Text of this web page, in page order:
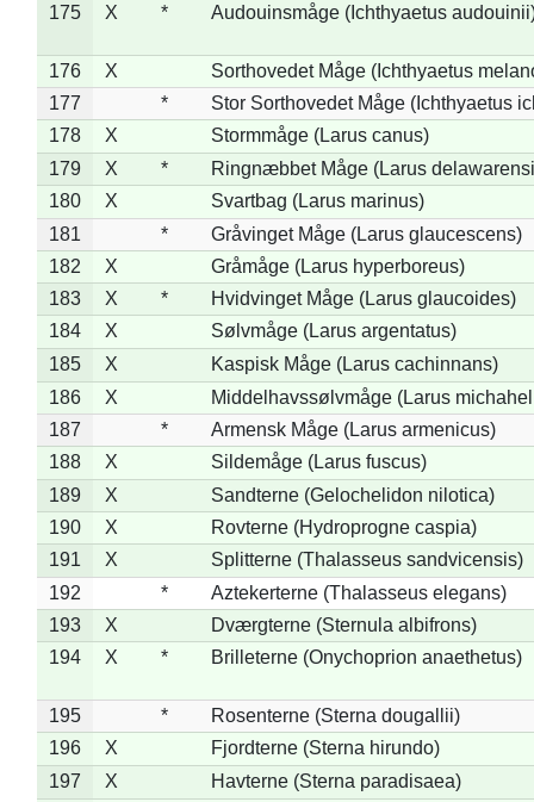
175
X * Audouinsmåge (Ichthyaetus
176 X
Sorthovedet Måge (Ichthyaetus
177
*
Stor Sorthovedet Måge (Ichthyaetus
178
X
Stormmåge (Larus canus)
179
X *
Ringnæbbet Måge (Larus
180
X
Svartbag (Larus marinus)
181
*
Gråvinget Måge (Larus glaucescens)
182
X
Gråmåge (Larus hyperboreus)
183
X *
Hvidvinget Måge (Larus glaucoides)
184
X
Sølvmåge (Larus argentatus)
185
X
Kaspisk Måge (Larus cachinnans)
186
X
Middelhavssølvmåge (Larus
187
*
Armensk Måge (Larus armenicus)
188
X
Sildemåge (Larus fuscus)
189
X
Sandterne (Gelochelidon nilotica)
190
X
Rovterne (Hydroprogne caspia)
191
X
Splitterne (Thalasseus sandvicensis)
192
*
Aztekerterne (Thalasseus elegans)
193
X
Dværgterne (Sternula albifrons)
194
X * Brilleterne (Onychoprion anaethetus)
195 *
Rosenterne (Sterna dougallii)
196
X
Fjordterne (Sterna hirundo)
197
X
Havterne (Sterna paradisaea)